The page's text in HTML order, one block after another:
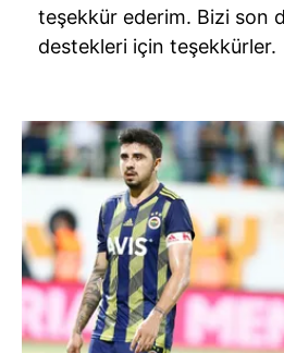
teşekkür ederim. Bizi son
destekleri için teşekkürler.